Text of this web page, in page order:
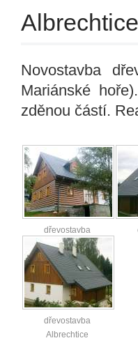
Novostavba
Mariánské
zděnou částí.
dřevostavba
Albrechtice
dřevostavba
Albrechtice